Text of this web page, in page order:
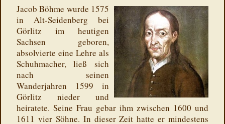
Jacob Böhme wurde 1575
in Alt-Seidenberg bei
Görlitz im heutigen
Sachsen geboren,
absolvierte eine Lehre als
Schuhmacher, ließ sich
nach seinen
Wanderjahren 1599 in
Görlitz nieder und
heiratete. Seine Frau gebar ihm zwischen 1600 und
1611 vier Söhne. In dieser Zeit hatte er mindestens